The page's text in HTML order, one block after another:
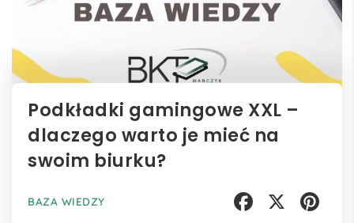
Podkładki gamingowe XXL –
dlaczego warto je mieć na
swoim biurku?
BAZA WIEDZY